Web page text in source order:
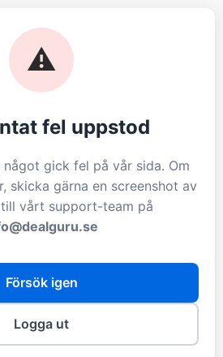
⚠️
fel uppstod
något gick fel på vår sida. Om
skicka gärna en screenshot av
till vårt support-team på
Försök igen
Logga ut